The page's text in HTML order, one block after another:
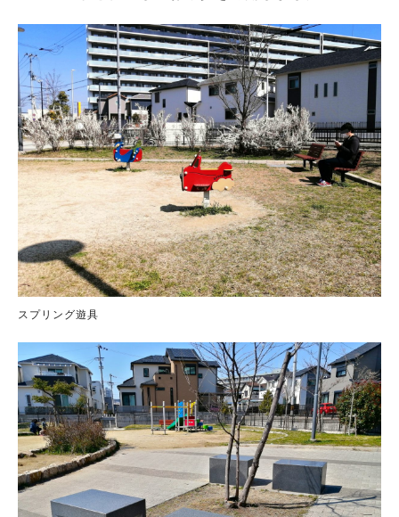
スプリング遊具